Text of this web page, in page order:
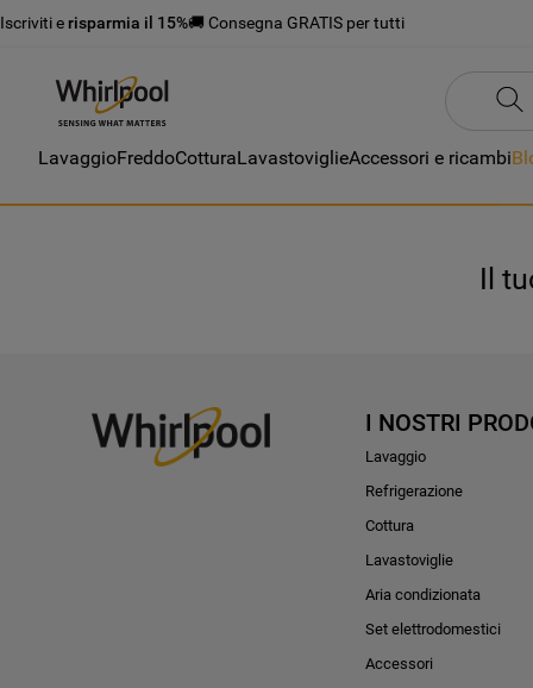
Iscriviti e risparmia il 15%🚚 Consegna GRATIS per tutti
LavaggioFreddoCotturaLavastoviglieAccessori e ricambi
Il
I NOSTRI
Lavaggio
Refrigerazione
Cottura
Lavastoviglie
Aria condizionata
Set elettrodomestici
Accessori